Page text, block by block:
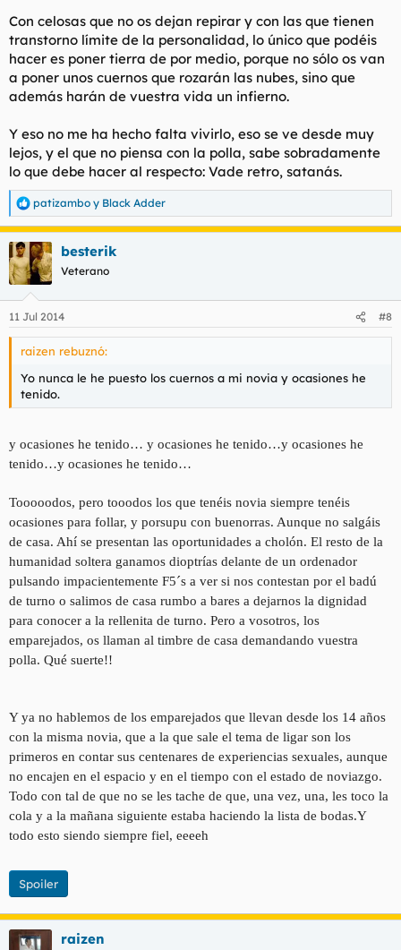
Con celosas que no os dejan repirar y con las que tienen
transtorno límite de la personalidad, lo único que podéis
hacer es poner tierra de por medio, porque no sólo os van
a poner unos cuernos que rozarán las nubes, sino que
además harán de vuestra vida un infierno.
Y eso no me ha hecho falta vivirlo, eso se ve desde muy
lejos, y el que no piensa con la polla, sabe sobradamente
lo que debe hacer al respecto: Vade retro, satanás.
R
e
a
c
c
i
e
s
patizambo y Black Adder
besterik
Veterano
11 Jul 2014 #8
raizen rebuznó:
Yo nunca le he puesto los cuernos a mi novia y ocasiones he
tenido.
y ocasiones he tenido… y ocasiones he tenido…y ocasiones he
tenido…y ocasiones he tenido…
Tooooodos, pero tooodos los que tenéis novia siempre tenéis
ocasiones para follar, y porsupu con buenorras. Aunque no salgáis
de casa. Ahí se presentan las oportunidades a cholón. El resto de la
humanidad soltera ganamos dioptrías delante de un ordenador
pulsando impacientemente F5´s a ver si nos contestan por el badú
de turno o salimos de casa rumbo a bares a dejarnos la dignidad
para conocer a la rellenita de turno. Pero a vosotros, los
emparejados, os llaman al timbre de casa demandando vuestra
polla. Qué suerte!!
Y ya no hablemos de los emparejados que llevan desde los 14 años
con la misma novia, que a la que sale el tema de ligar son los
primeros en contar sus centenares de experiencias sexuales, aunque
no encajen en el espacio y en el tiempo con el estado de noviazgo.
Todo con tal de que no se les tache de que, una vez, una, les toco la
cola y a la mañana siguiente estaba haciendo la lista de bodas.Y
todo esto siendo siempre fiel, eeeeh
Spoiler
raizen